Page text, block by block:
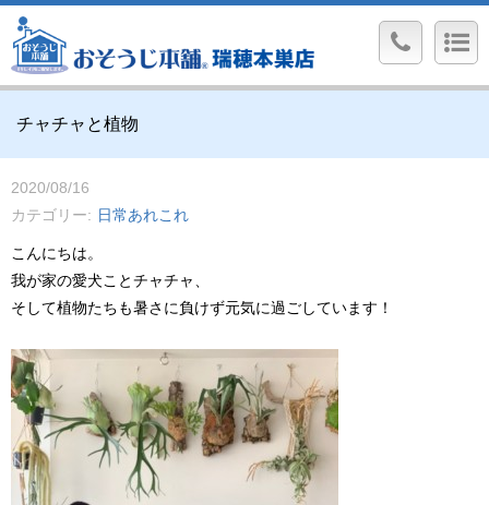
チャチャと植物
2020/08/16
カテゴリー
日常あれこれ
こんにちは。
我が家の愛犬ことチャチャ、
そして植物たちも暑さに負けず元気に過ごしています！